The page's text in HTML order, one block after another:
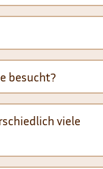
besucht?
viele